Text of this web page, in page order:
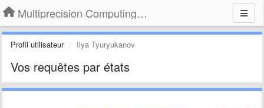
Multiprecision Computing Toolbox for MATLAB
Profil utilisateur Ilya Tyuryukanov
Vos requêtes par états